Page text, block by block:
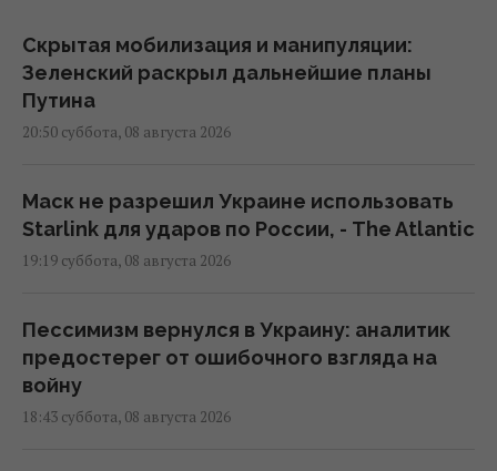
Скрытая мобилизация и манипуляции:
Зеленский раскрыл дальнейшие планы
Путина
20:50 суббота, 08 августа 2026
Маск не разрешил Украине использовать
Starlink для ударов по России, - The Atlantic
19:19 суббота, 08 августа 2026
Пессимизм вернулся в Украину: аналитик
предостерег от ошибочного взгляда на
войну
18:43 суббота, 08 августа 2026